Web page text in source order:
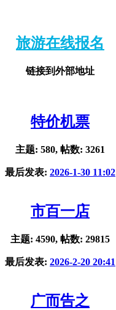
旅游在线报名
链接到外部地址
特价机票
主题: 580, 帖数: 3261
最后发表: 2026-1-30 11:02
市百一店
主题: 4590, 帖数: 29815
最后发表: 2026-2-20 20:41
广而告之